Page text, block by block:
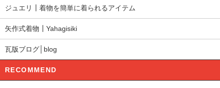
ジュエリ┃着物を簡単に着られるアイテム
矢作式着物┃Yahagisiki
瓦版ブログ│blog
RECOMMEND